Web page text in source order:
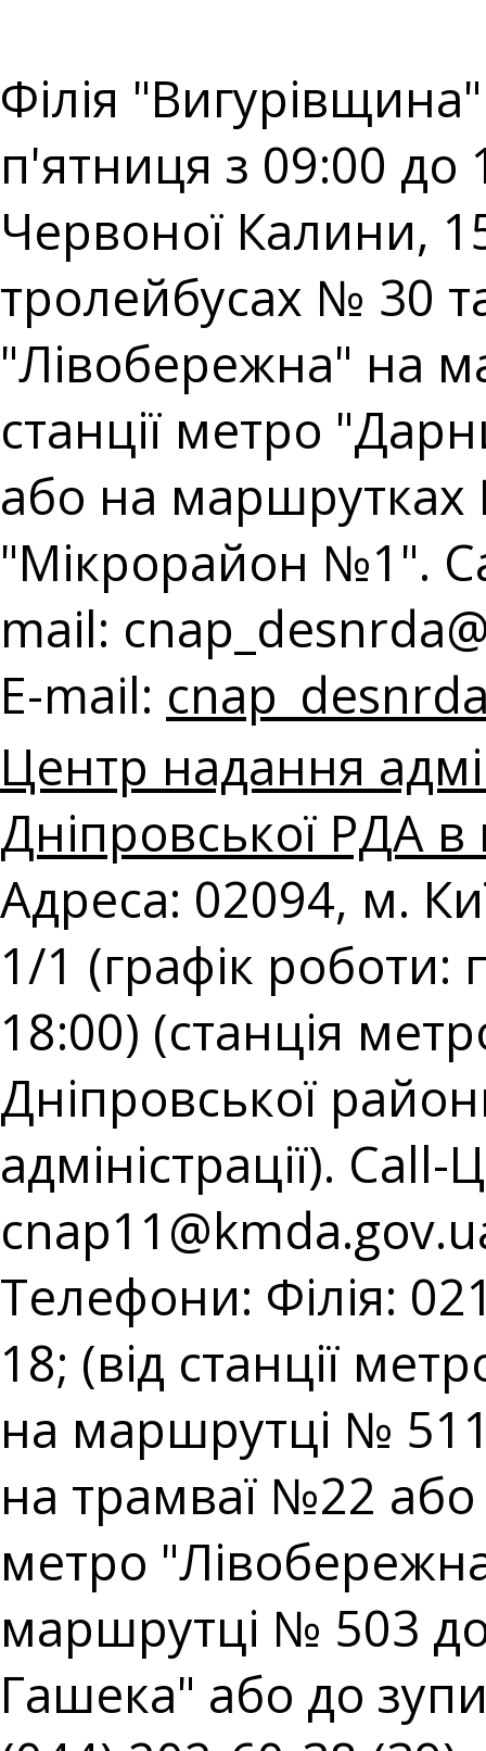
Філія
п'ятниця з 09:00 до
Червоної Калини,
тролейбусах № 30
"Лівобережна" на
станції метро
або на
"Мікрорайон №1".
mail:
E-mail:
Центр надання
Дніпровської РДА в
Адреса: 02094, м.
1/1 (графік роботи:
18:00) (станція
Дніпровської
адміністрації).
Телефони: Філія:
18; (від станції
на маршрутці № 511;
на трамваї №22 або
метро
маршрутці № 503
Гашека" або до